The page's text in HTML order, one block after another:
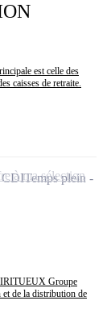
est celle des
caisses de retraite.
Groupe
de la distribution de
CDITemps plein
à ma sélection